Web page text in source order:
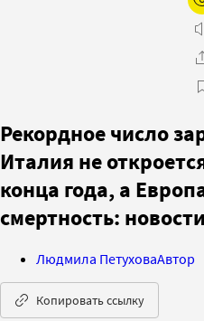
Рекордное число
Италия не
конца года, а
смертность:
Людмила ПетуховаАвтор
Копировать ссылку